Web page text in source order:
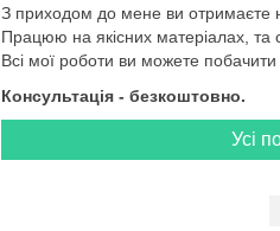
З приходом до мене ви отримаєте
Працюю на якісних матеріалах, та
Всі мої роботи ви можете побачити
Консультація - безкоштовно.
Усі